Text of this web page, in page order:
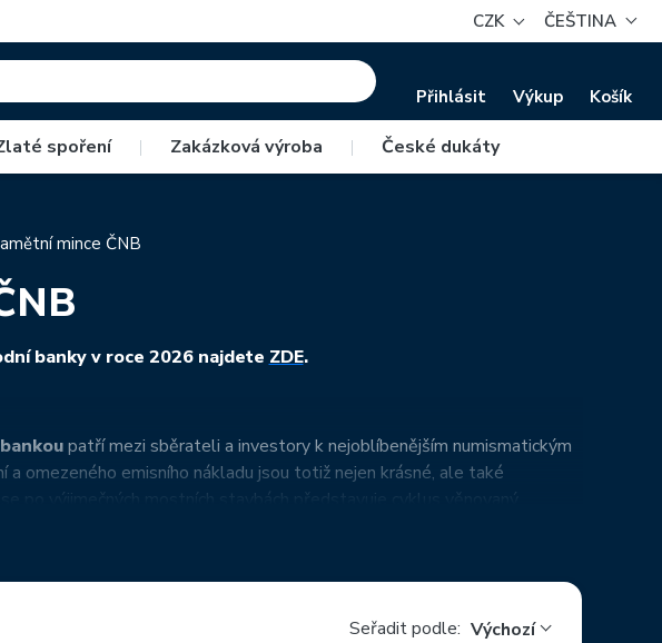
CZK ČEŠTINA
Přihlásit Výkup Košík
spoření | Zakázková výroba | České dukáty
mince ČNB
banky v roce 2026 najdete ZDE.
patří mezi sběrateli a investory k nejoblíbenějším numismatickým
omezeného emisního nákladu jsou totiž nejen krásné, ale také
se po výjimečných mostních stavbách představuje cyklus věnovaný
Seřadit podle: Výchozí